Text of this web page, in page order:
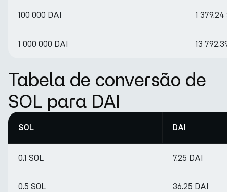
100 000 DAI 1 379.24
1 000 000 DAI 13
Tabela de conversão de
SOL para DAI
SOL DAI
0.1 SOL 7.25 DAI
0.5 SOL 36.25 DAI